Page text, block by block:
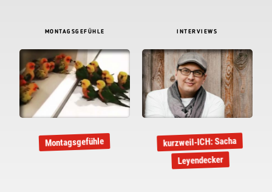
MONTAGSGEFÜHLE
Montagsgefühle
INTERVIEWS
kurzweil-ICH: Sacha
Leyendecker